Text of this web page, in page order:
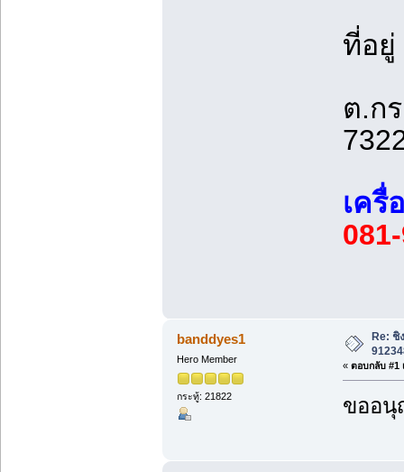
ที่อยู่
ต.ก
เค
banddyes1
Hero Member
กระทู้: 21822
Re: ชิ
« ตอบกลับ #1
ขออนุ